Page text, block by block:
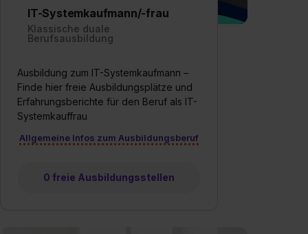
IT-Systemkaufmann/-frau
Klassische duale
Berufsausbildung
Ausbildung zum IT-Systemkaufmann –
Finde hier freie Ausbildungsplätze und
Erfahrungsberichte für den Beruf als IT-
Systemkauffrau
Allgemeine Infos zum Ausbildungsberuf
0 freie Ausbildungsstellen